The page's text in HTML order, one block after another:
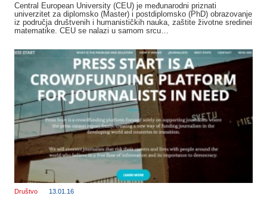
Central European University (CEU) je međunarodni priznati
univerzitet za diplomsko (Master) i postdiplomsko (PhD) obrazovanje
iz područja društvenih i humanističkih nauka, zaštite životne sredinei
matematike. CEU se nalazi u samom srcu…
Društvo 13.01.16